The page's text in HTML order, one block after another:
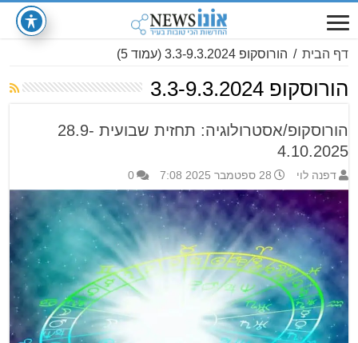
דף הבית / הורוסקופ 3.3-9.3.2024 (עמוד 5)
הורוסקופ 3.3-9.3.2024
הורוסקופ/אסטרולוגיה: תחזית שבועית 28.9-
4.10.2025
דפנה לוי 28 ספטמבר 2025 7:08 0